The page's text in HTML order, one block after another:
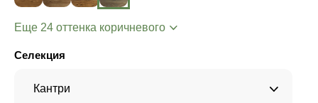
Еще 24 оттенка коричневого
Селекция
Кантри